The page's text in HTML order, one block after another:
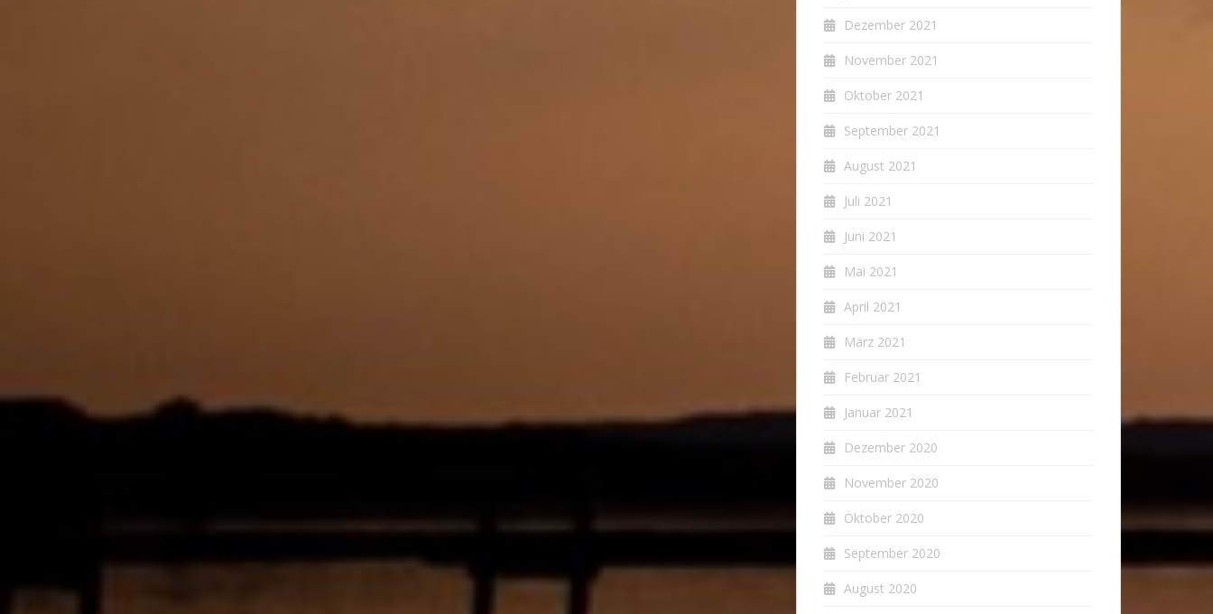
Dezember 2021
November 2021
Oktober 2021
September 2021
August 2021
Juli 2021
Juni 2021
Mai 2021
April 2021
März 2021
Februar 2021
Januar 2021
Dezember 2020
November 2020
Oktober 2020
September 2020
August 2020